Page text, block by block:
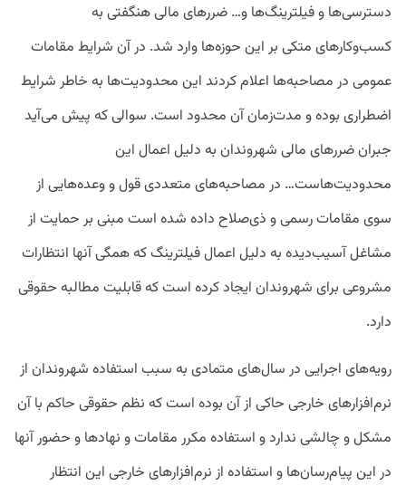
دسترسی‌ها و فیلترینگ‌ها و… ضررهای مالی هنگفتی به
کسب‌وکارهای متکی بر این حوزه‌ها وارد شد. در آن شرایط مقامات
عمومی در مصاحبه‌ها اعلام کردند این محدودیت‌ها به خاطر شرایط
اضطراری بوده و مدت‌زمان آن محدود است. سوالی که پیش می‌آید
جبران ضررهای مالی شهروندان به دلیل اعمال این
محدودیت‌هاست… در مصاحبه‌های متعددی قول و وعده‌هایی از
سوی مقامات رسمی و ذی‌صلاح داده شده است مبنی بر حمایت از
مشاغل آسیب‌دیده به دلیل اعمال فیلترینگ که همگی آنها انتظارات
مشروعی برای شهروندان ایجاد کرده است که قابلیت مطالبه حقوقی
دارد.
رویه‌های اجرایی در سال‌های متمادی به سبب استفاده شهروندان از
نرم‌افزارهای خارجی حاکی از آن بوده است که نظم حقوقی حاکم با آن
مشکل و چالشی ندارد و استفاده مکرر مقامات و نهادها و حضور آنها
در این پیام‌رسان‌ها و استفاده از نرم‌افزارهای خارجی این انتظار